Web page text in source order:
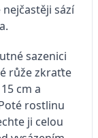
sází
sazenici
růže zkraťte
cm a
rostlinu
ji celou